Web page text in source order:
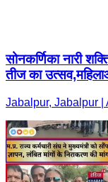
सोनकर्णिका नारी
तीज का
Jabalpur, Jabalpur |